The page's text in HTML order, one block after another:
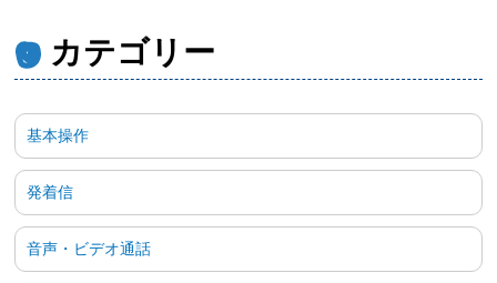
カテゴリー
基本操作
発着信
音声・ビデオ通話